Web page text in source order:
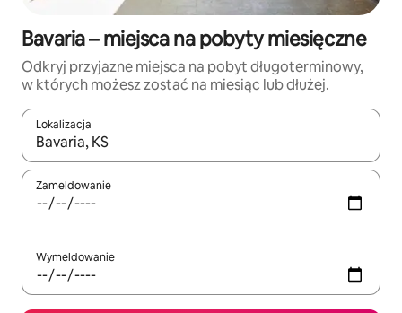
Bavaria – miejsca na pobyty miesięczne
Odkryj przyjazne miejsca na pobyt długoterminowy,
w których możesz zostać na miesiąc lub dłużej.
Lokalizacja
Gdy wyniki będą dostępne, możesz poruszać się po nich za
Zameldowanie
Wymeldowanie